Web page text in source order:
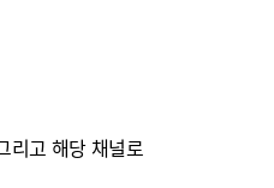
리고 해당 채널로